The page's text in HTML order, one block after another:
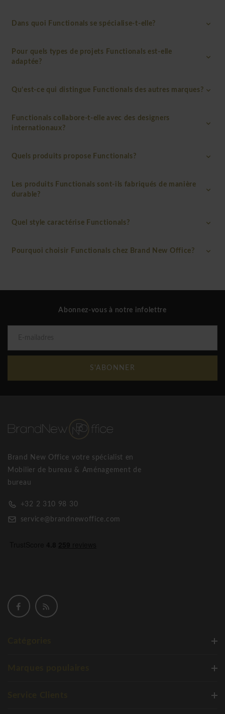
Dans quoi Functionals se spécialise-t-elle?
Pour quels types de projets Functionals est-elle
adaptée?
Qu’est-ce qui distingue Functionals des autres marques?
Functionals collabore-t-elle avec des designers
internationaux?
Quels produits propose Functionals?
Les produits Functionals sont-ils fabriqués de manière
durable?
Quel style caractérise Functionals?
Pourquoi choisir Functionals chez Brand New Office?
Abonnez-vous à notre infolettre
S'ABONNER
Brand New Office votre spécialist en
Mobilier de bureau & Aménagement de
bureau
+32 2 310 98 30
service@brandnewoffice.com